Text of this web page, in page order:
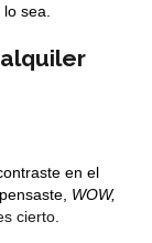
sea.
en el
WOW,
cierto